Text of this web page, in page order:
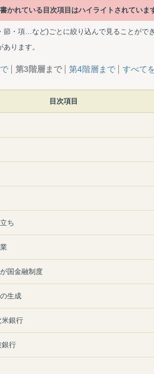
かれている目次項目はハイライトされていま
節・項…など)ごとに絞り込んで見ることがで
ります。
第3階層まで 第4階層まで すべて
目次項目
ち
国金融制度
生成
米銀行
銀行